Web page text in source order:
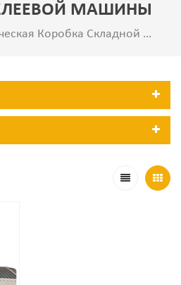
МАШИНЫ
Автоматическая Коробка Складной Клеевой Машины